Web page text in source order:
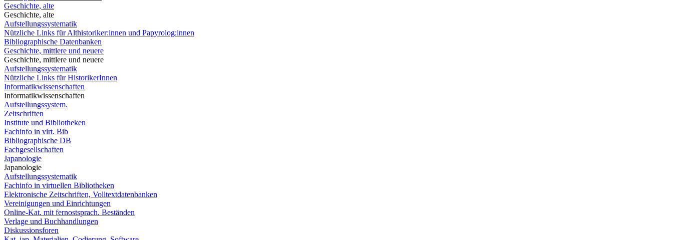
Geschichte, alte
Geschichte, alte
Aufstellungssystematik
Nützliche Links für Althistoriker:innen und Papyrolog:innen
Bibliographische Datenbanken
Geschichte, mittlere und neuere
Geschichte, mittlere und neuere
Aufstellungssystematik
Nützliche Links für HistorikerInnen
Informatikwissenschaften
Informatikwissenschaften
Aufstellungssystem.
Zeitschriften
Institute und Bibliotheken
Fachinfo in virt. Bib
Bibliographische DB
Fachgesellschaften
Japanologie
Japanologie
Aufstellungssystematik
Fachinfo in virtuellen Bibliotheken
Elektronische Zeitschriften, Volltextdatenbanken
Vereinigungen und Einrichtungen
Online-Kat. mit fernostsprach. Beständen
Verlage und Buchhandlungen
Diskussionsforen